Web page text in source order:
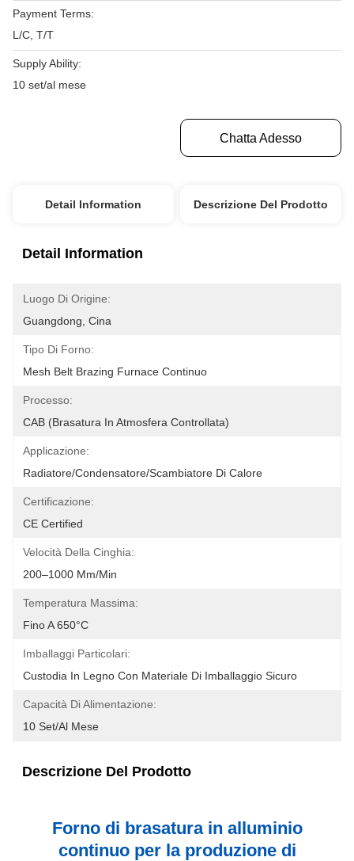
Payment Terms:
L/C, T/T
Supply Ability:
10 set/al mese
Chatta Adesso
Detail Information Descrizione Del Prodotto
Detail Information
Luogo Di Origine:
Guangdong, Cina
Tipo Di Forno:
Mesh Belt Brazing Furnace Continuo
Processo:
CAB (brasatura In Atmosfera Controllata)
Applicazione:
Radiatore/Condensatore/Scambiatore Di Calore
Certificazione:
CE Certified
Velocità Della Cinghia:
200–1000 Mm/min
Temperatura Massima:
Fino A 650°C
Imballaggi Particolari:
Custodia In Legno Con Materiale Di Imballaggio Sicuro
Capacità Di Alimentazione:
10 Set/al Mese
Descrizione Del Prodotto
Forno di brasatura in alluminio
continuo per la produzione di